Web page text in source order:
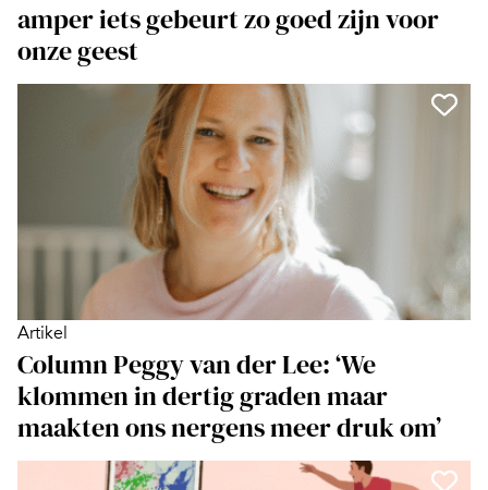
amper iets gebeurt zo goed zijn voor
onze geest
Artikel
Column Peggy van der Lee: ‘We
klommen in dertig graden maar
maakten ons nergens meer druk om’